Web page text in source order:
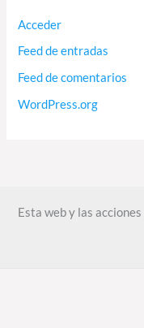
Acceder
Feed de entradas
Feed de comentarios
WordPress.org
Esta web y las